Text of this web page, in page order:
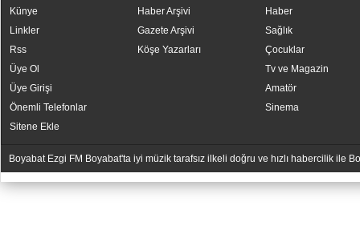
Künye
Linkler
Rss
Üye Ol
Üye Girişi
Önemli Telefonlar
Sitene Ekle
Haber Arşivi
Gazete Arşivi
Köşe Yazarları
Haber
Sağlık
Çocuklar
Tv ve Magazin
Amatör
Sinema
Boyabat Ezgi FM Boyabat'ta iyi müzik tarafsız ilkeli doğru ve hızlı habercilik ile